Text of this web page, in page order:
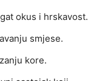
okus i hrskavost.
smjese.
kore.